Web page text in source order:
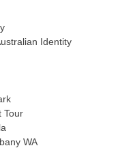
Identity
Tour
WA